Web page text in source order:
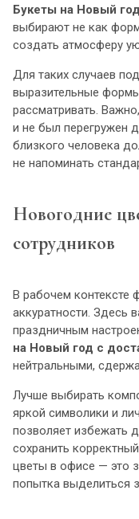
Букеты на Новый
выбирают не как
создать атмосферу
Для таких случаев
выразительные
рассматривать.
и не был перегружен
близкого человека
не напоминать
Новогодние
сотрудников
В рабочем контексте
аккуратности. Здесь
праздничным
на Новый год с
нейтральными,
Лучше выбирать
яркой символики и
позволяет избежать
сохранить
цветы в офисе — это
попытка выделиться